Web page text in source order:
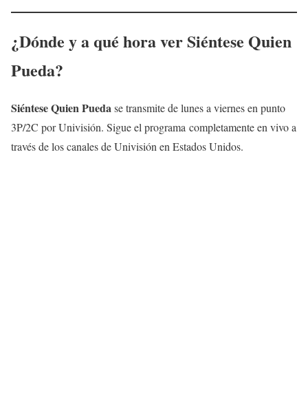
¿Dónde y a qué hora verSiéntese Quien
Pueda?
Siéntese Quien Puedase transmite de lunes a viernes en punto
3P/2C por Univisión. Sigue el programa completamente en vivo a
través de los canales de Univisión en Estados Unidos.